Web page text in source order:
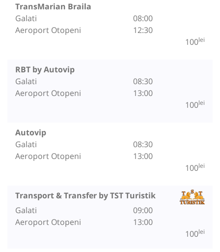
TransMarian Braila
Galati
Aeroport Otopeni
08:00
12:30
100lei
RBT by Autovip
Galati
Aeroport Otopeni
08:30
13:00
100lei
Autovip
Galati
Aeroport Otopeni
08:30
13:00
100lei
Transport & Transfer by TST Turistik
Galati
Aeroport Otopeni
09:00
13:00
100lei